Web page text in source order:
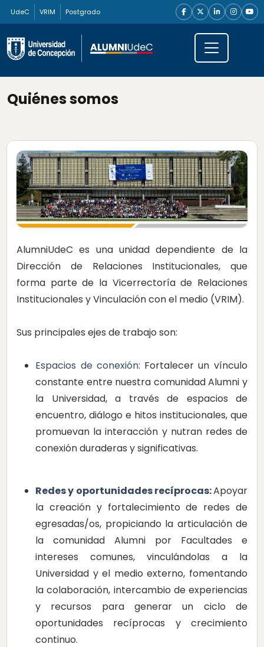
UdeC VRIM Postgrado
Quiénes somos
AlumniUdeC es una unidad dependiente de la
Dirección de Relaciones Institucionales, que
forma parte de la Vicerrectoría de Relaciones
Institucionales y Vinculación con el medio (VRIM).
Sus principales ejes de trabajo son:
Espacios de conexión: Fortalecer un vínculo
constante entre nuestra comunidad Alumni y
la Universidad, a través de espacios de
encuentro, diálogo e hitos institucionales, que
promuevan la interacción y nutran redes de
conexión duraderas y significativas.
Redes y oportunidades recíprocas:Apoyar
la creación y fortalecimiento de redes de
egresadas/os, propiciando la articulación de
la comunidad Alumni por Facultades e
intereses comunes, vinculándolas a la
Universidad y el medio externo, fomentando
la colaboración, intercambio de experiencias
y recursos para generar un ciclo de
oportunidades recíprocas y crecimiento
continuo.